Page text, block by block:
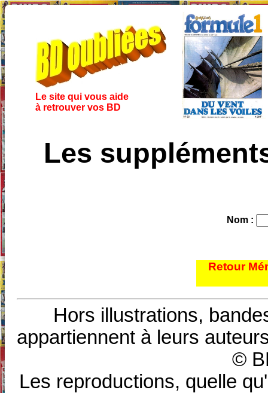
Le site qui vous aide
à retrouver vos BD
Les
Nom :
Retour
Hors illustrations,
appartiennent à leurs
©
Les reproductions, quelle